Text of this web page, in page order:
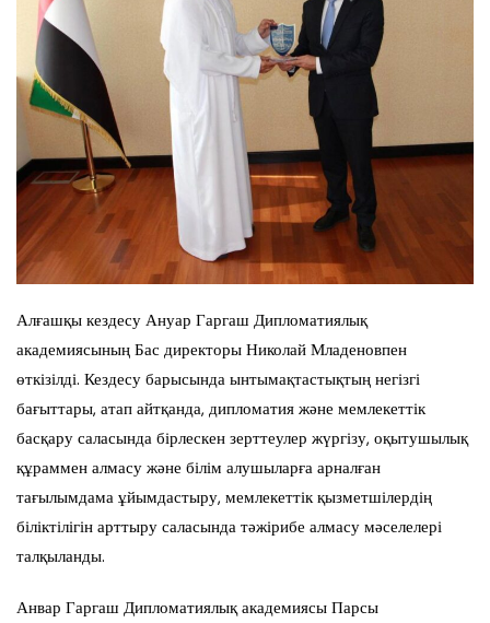
Алғашқы кездесу Ануар Гаргаш Дипломатиялық
академиясының Бас директоры Николай Младеновпен
өткізілді. Кездесу барысында ынтымақтастықтың негізгі
бағыттары, атап айтқанда, дипломатия және мемлекеттік
басқару саласында бірлескен зерттеулер жүргізу, оқытушылық
құраммен алмасу және білім алушыларға арналған
тағылымдама ұйымдастыру, мемлекеттік қызметшілердің
біліктілігін арттыру саласында тәжірибе алмасу мәселелері
талқыланды.
Анвар Гаргаш Дипломатиялық академиясы Парсы